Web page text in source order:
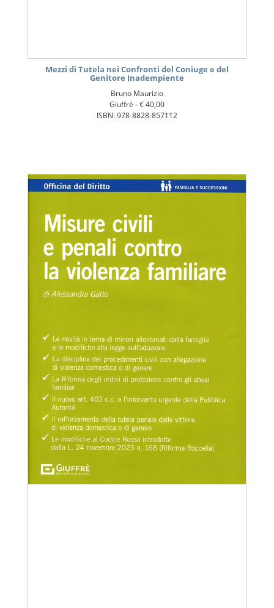
Mezzi di Tutela nei Confronti del Coniuge e del
Genitore Inadempiente
Bruno Maurizio
Giuffrè -€ 40,00
ISBN: 978-8828-857112